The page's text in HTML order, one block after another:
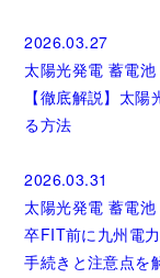
2026.03.27
太陽光発電 蓄電池
【徹底解説】太
る方法
2026.03.31
太陽光発電 蓄電池
卒FIT前に九州電
手続きと注意点を